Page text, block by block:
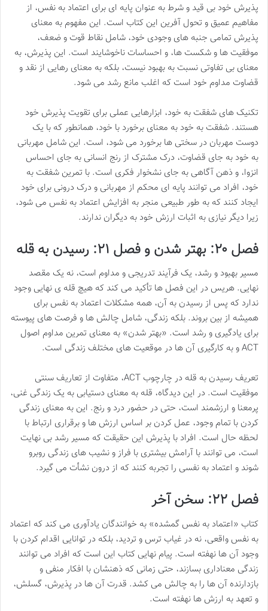
پذیرش خود بی قید و شرط به عنوان پایه ای برای اعتماد به نفس، از
مفاهیم عمیق و تحول آفرین این کتاب است. این مفهوم به معنای
پذیرش تمامی جنبه های وجودی خود، شامل نقاط قوت و ضعف،
موفقیت ها و شکست ها، و احساسات ناخوشایند است. این پذیرش، به
معنای بی تفاوتی نسبت به بهبود نیست، بلکه به معنای رهایی از نقد و
قضاوت مداوم خود است که اغلب مانع رشد می شود.
تکنیک های شفقت به خود، ابزارهایی عملی برای تقویت پذیرش خود
هستند. شفقت به خود به معنای برخورد با خود، همانطور که با یک
دوست مهربان در سختی ها برخورد می شود، است. این شامل مهربانی
به خود به جای قضاوت، درک مشترک از رنج انسانی به جای احساس
انزوا، و ذهن آگاهی به جای نشخوار فکری است. با تمرین شفقت به
خود، افراد می توانند پایه ای محکم از مهربانی و درک درونی برای خود
ایجاد کنند که به طور طبیعی منجر به افزایش اعتماد به نفس می شود،
زیرا دیگر نیازی به اثبات ارزش خود به دیگران ندارند.
فصل ۲۰: بهتر شدن و فصل ۲۱: رسیدن به قله
مسیر بهبود و رشد، یک فرآیند تدریجی و مداوم است، نه یک مقصد
نهایی. هریس در این فصل ها تأکید می کند که هیچ قله ی نهایی وجود
ندارد که پس از رسیدن به آن، همه مشکلات اعتماد به نفس برای
همیشه از بین بروند. بلکه زندگی، شامل چالش ها و فرصت های پیوسته
برای یادگیری و رشد است. «بهتر شدن» به معنای تمرین مداوم اصول
ACT و به کارگیری آن ها در موقعیت های مختلف زندگی است.
تعریف رسیدن به قله در چارچوب ACT، متفاوت از تعاریف سنتی
موفقیت است. در این دیدگاه، قله به معنای دستیابی به یک زندگی غنی،
پرمعنا و ارزشمند است، حتی در حضور درد و رنج. این به معنای زندگی
کردن با تمام وجود، عمل کردن بر اساس ارزش ها و برقراری ارتباط با
لحظه حال است. افراد با پذیرش این حقیقت که مسیر رشد بی نهایت
است، می توانند با آرامش بیشتری با فراز و نشیب های زندگی روبرو
شوند و اعتماد به نفسی را تجربه کنند که از درون نشأت می گیرد.
فصل ۲۲: سخن آخر
کتاب «اعتماد به نفس گمشده» به خوانندگان یادآوری می کند که اعتماد
به نفس واقعی، نه در غیاب ترس و تردید، بلکه در توانایی اقدام کردن با
وجود آن ها نهفته است. پیام نهایی کتاب این است که افراد می توانند
زندگی معناداری بسازند، حتی زمانی که ذهنشان با افکار منفی و
بازدارنده آن ها را به چالش می کشد. قدرت آن ها در پذیرش، گسلش،
و تعهد به ارزش ها نهفته است.